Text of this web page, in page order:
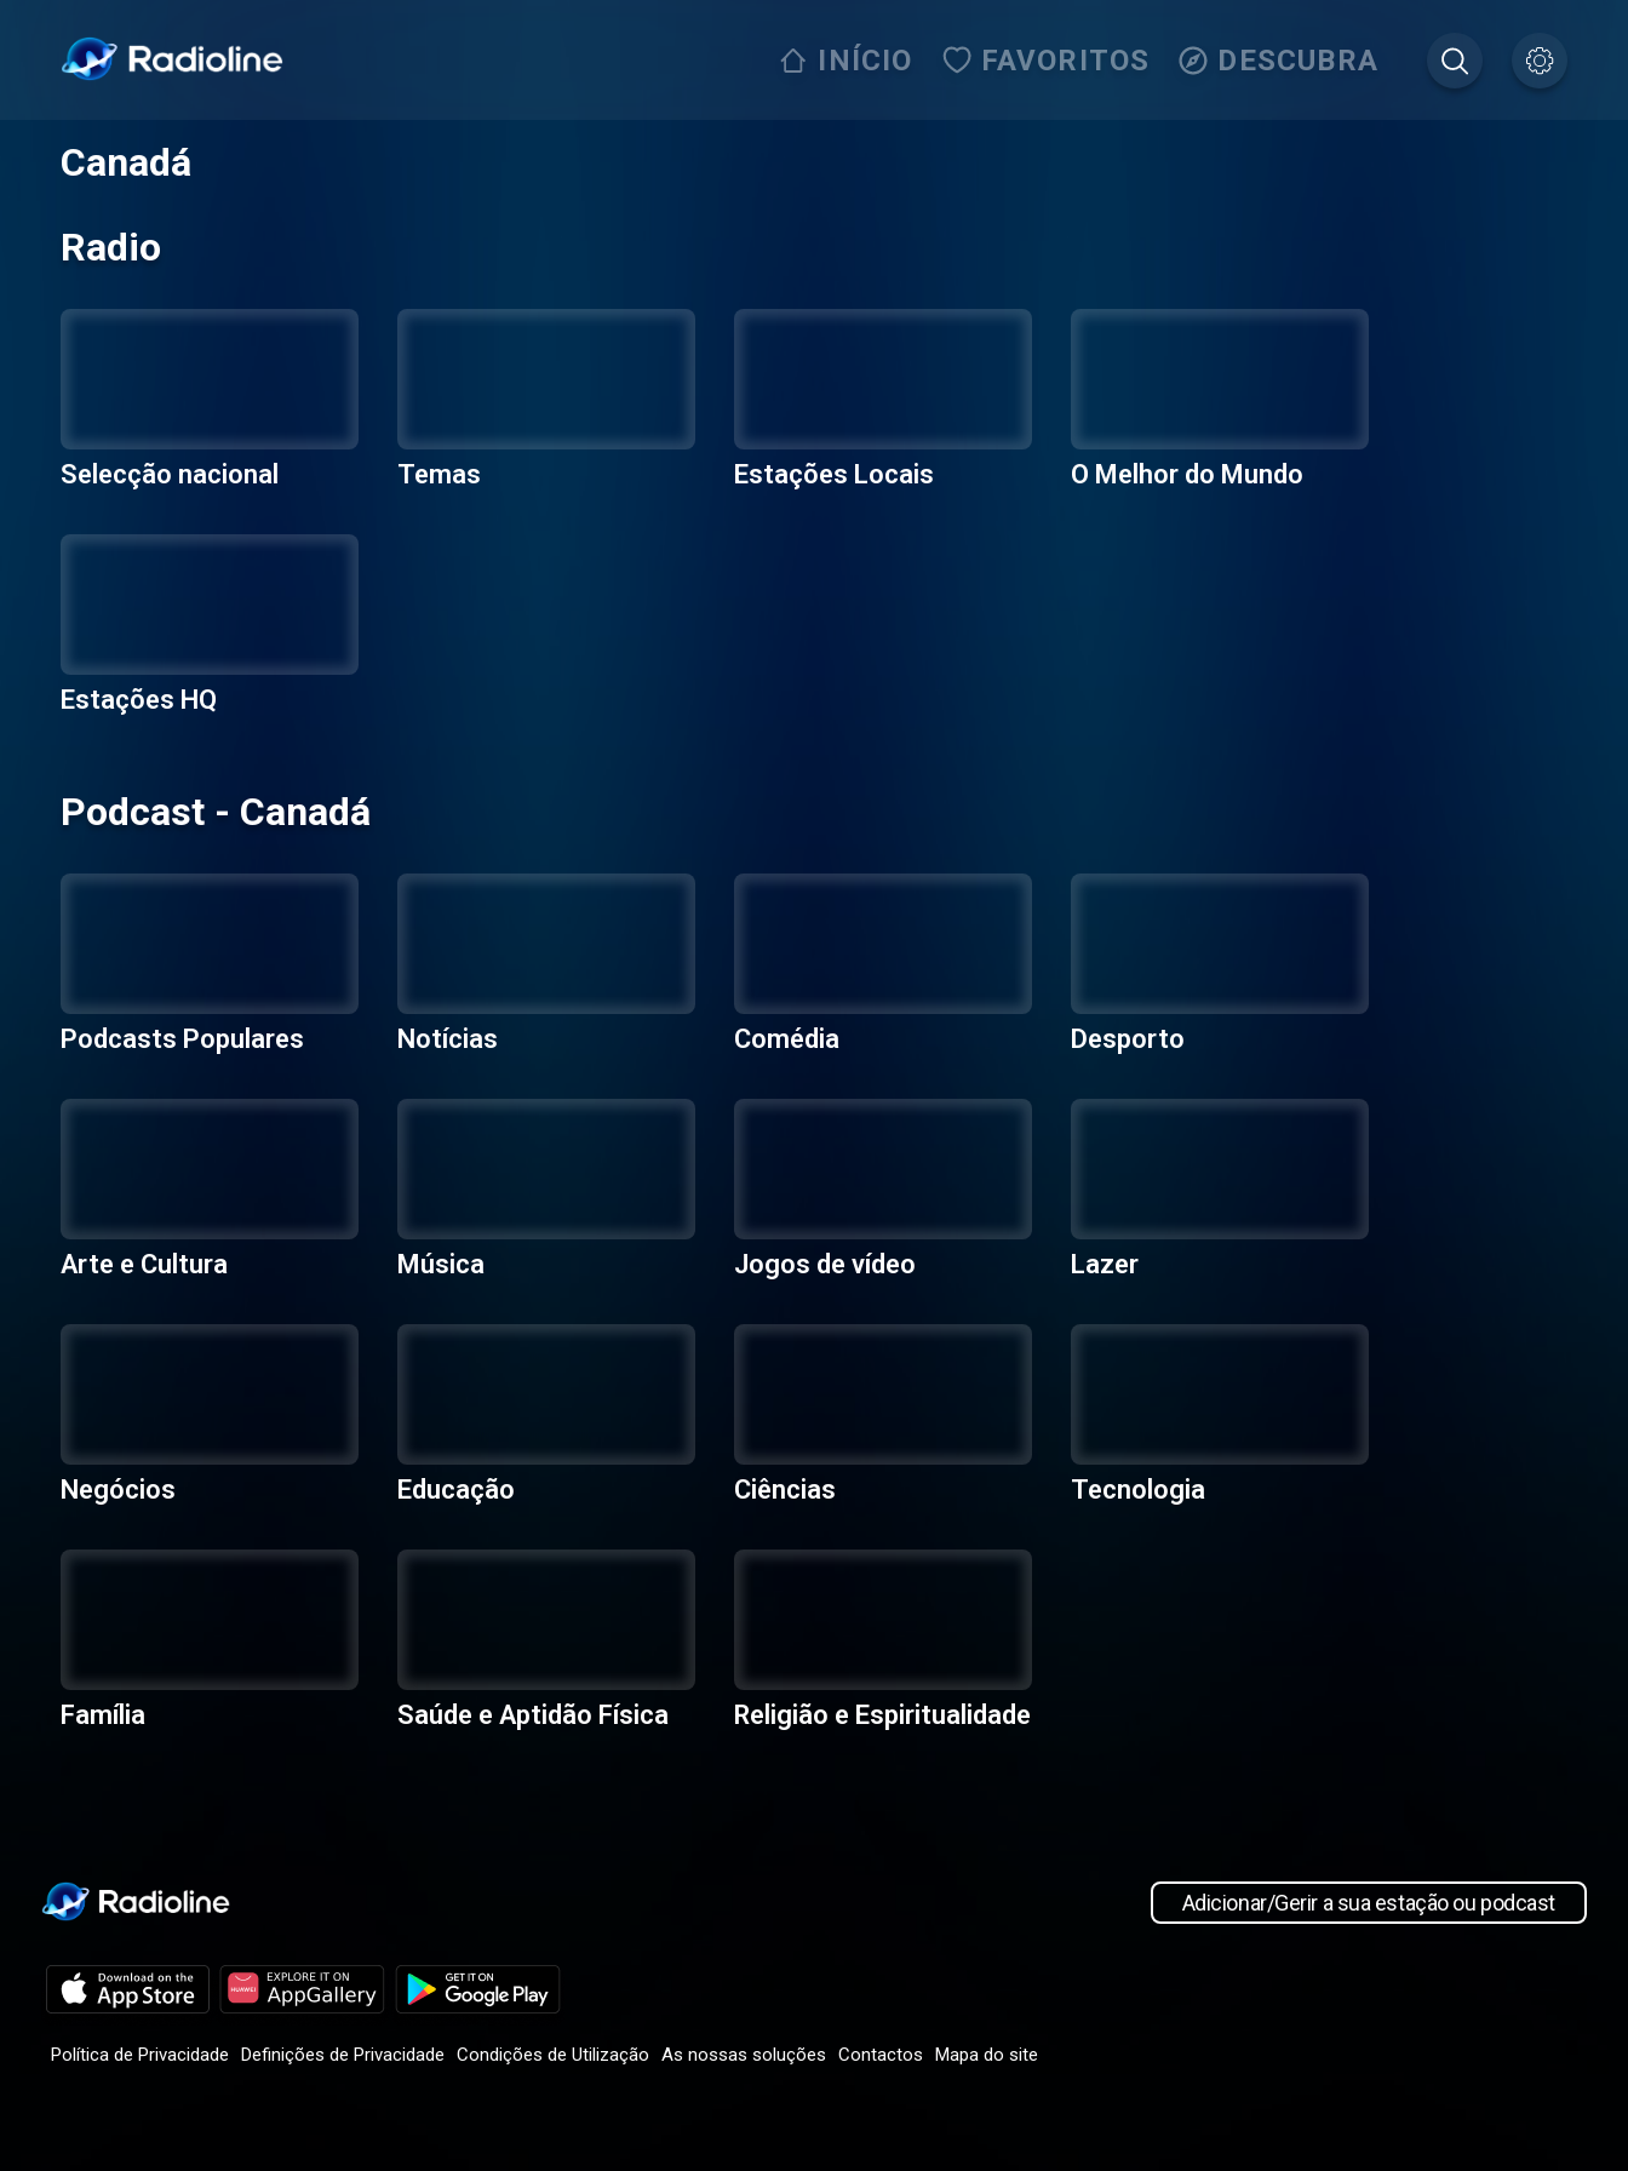
INÍCIO FAVORITOS DESCUBRA
Canadá
Radio
Selecção nacional Temas Estações Locais O Melhor do Mundo
Estações HQ
Podcast - Canadá
Podcasts Populares Notícias Comédia Desporto
Arte e Cultura Música Jogos de vídeo Lazer
Negócios Educação Ciências Tecnologia
Família Saúde e Aptidão Física Religião e Espiritualidade
Adicionar/Gerir a sua estação ou podcast
Política de Privacidade Definições de Privacidade Condições de Utilização As nossas soluções Contactos Mapa do site